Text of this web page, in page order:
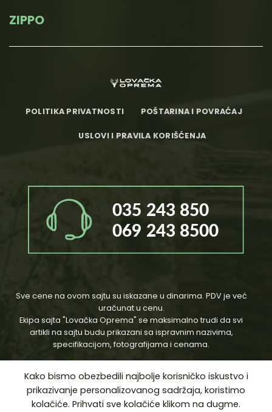
ZIPPO
POLITIKA PRIVATNOSTI POŠTARINA I POVRAĆAJ
USLOVI I PRAVILA KORIŠĆENJA
Sve cene na ovom sajtu su iskazane u dinarima. PDV je već
uračunat u cenu.
Ekipa sajta "Lovačka Oprema" se maksimalno trudi da svi
artikli na sajtu budu prikazani sa ispravnim nazivima,
specifikacijom, fotografijama i cenama.
Kako bismo obezbedili najbolje korisničko iskustvo i
prikazivanje personalizovanog sadržaja, koristimo
kolačiće. Prihvati sve kolačiće klikom na dugme.